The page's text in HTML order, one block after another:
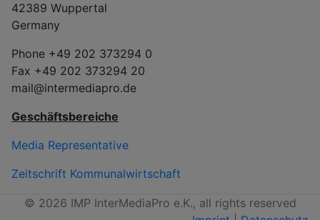
42389 Wuppertal
Germany
Phone +49 202 373294 0
Fax +49 202 373294 20
mail@intermediapro.de
Geschäftsbereiche
Media Representative
Zeitschrift Kommunalwirtschaft
© 2026 IMP InterMediaPro e.K., all rights reserved